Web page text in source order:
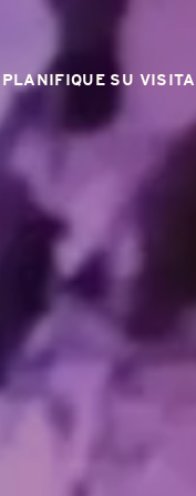
PLANIFIQUE SU VISITA